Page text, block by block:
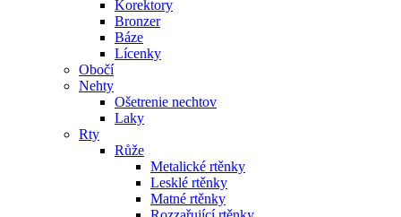
Korektory
Bronzer
Báze
Lícenky
Obočí
Nehty
Ošetrenie nechtov
Laky
Rty
Růže
Metalické rtěnky
Lesklé rtěnky
Matné rtěnky